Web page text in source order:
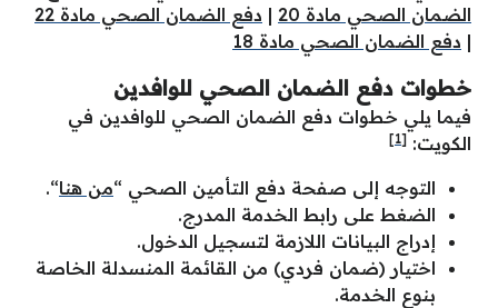
الضمان الصحي مادة 20
| دفع الضمان الصحي مادة 22
| دفع الضمان الصحي مادة 18
خطوات دفع الضمان الصحي للوافدين
فيما يلي خطوات دفع الضمان الصحي للوافدين في
الكويت: [1]
التوجه إلى صفحة دفع التأمين الصحي “من هنا“.
الضغط على رابط الخدمة المدرج.
إدراج البيانات اللازمة لتسجيل الدخول.
اختيار (ضمان فردي) من القائمة المنسدلة الخاصة
بنوع الخدمة.